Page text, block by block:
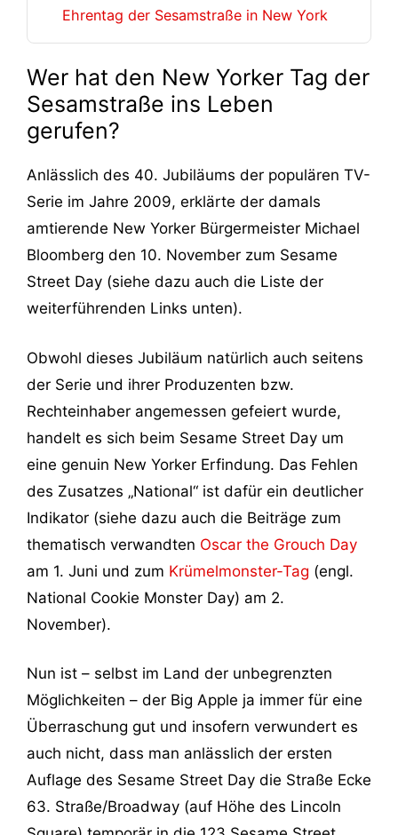
Ehrentag der Sesamstraße in New York
Wer hat den New Yorker Tag der
Sesamstraße ins Leben
gerufen?
Anlässlich des 40. Jubiläums der populären TV-
Serie im Jahre 2009, erklärte der damals
amtierende New Yorker Bürgermeister Michael
Bloomberg den 10. November zum Sesame
Street Day (siehe dazu auch die Liste der
weiterführenden Links unten).
Obwohl dieses Jubiläum natürlich auch seitens
der Serie und ihrer Produzenten bzw.
Rechteinhaber angemessen gefeiert wurde,
handelt es sich beim Sesame Street Day um
eine genuin New Yorker Erfindung. Das Fehlen
des Zusatzes „National“ ist dafür ein deutlicher
Indikator (siehe dazu auch die Beiträge zum
thematisch verwandten Oscar the Grouch Day
am 1. Juni und zum Krümelmonster-Tag (engl.
National Cookie Monster Day) am 2.
November).
Nun ist – selbst im Land der unbegrenzten
Möglichkeiten – der Big Apple ja immer für eine
Überraschung gut und insofern verwundert es
auch nicht, dass man anlässlich der ersten
Auflage des Sesame Street Day die Straße Ecke
63. Straße/Broadway (auf Höhe des Lincoln